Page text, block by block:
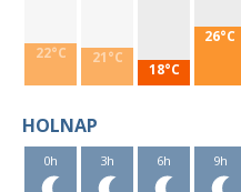
22°C 21°C
18°C
26°C
HOLNAP
0h 3h 6h 9h